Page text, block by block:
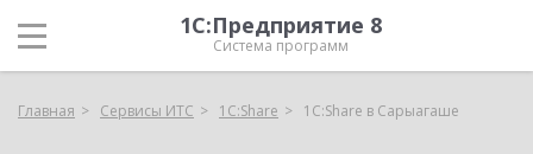
1С:Предприятие 8
Система программ
Главная Сервисы ИТС 1С:Share 1С:Share в Сарыагаше